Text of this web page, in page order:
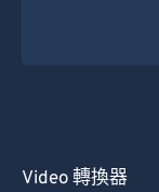
Video 轉換器